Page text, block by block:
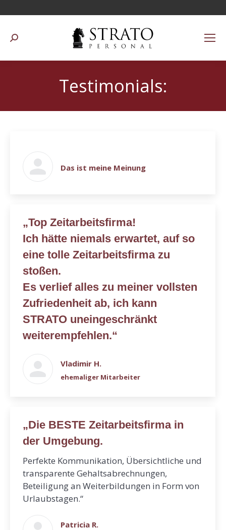
Suchen:
Testimonials:
Das ist meine Meinung
„Top Zeitarbeitsfirma!
Ich hätte niemals erwartet, auf so
eine tolle Zeitarbeitsfirma zu
stoßen.
Es verlief alles zu meiner vollsten
Zufriedenheit ab, ich kann
STRATO uneingeschränkt
weiterempfehlen.“
Vladimir H.
ehemaliger Mitarbeiter
„Die BESTE Zeitarbeitsfirma in
der Umgebung.
Perfekte Kommunikation, Übersichtliche und
transparente Gehaltsabrechnungen,
Beteiligung an Weiterbildungen in Form von
Urlaubstagen.“
Patricia R.